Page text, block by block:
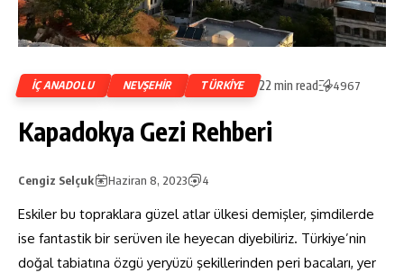
İÇ ANADOLU NEVŞEHIR TÜRKIYE 22 min read 4967
Kapadokya Gezi Rehberi
Cengiz Selçuk Haziran 8, 2023 4
Eskiler bu topraklara güzel atlar ülkesi demişler, şimdilerde
ise fantastik bir serüven ile heyecan diyebiliriz. Türkiye’nin
doğal tabiatına özgü yeryüzü şekillerinden peri bacaları, yer